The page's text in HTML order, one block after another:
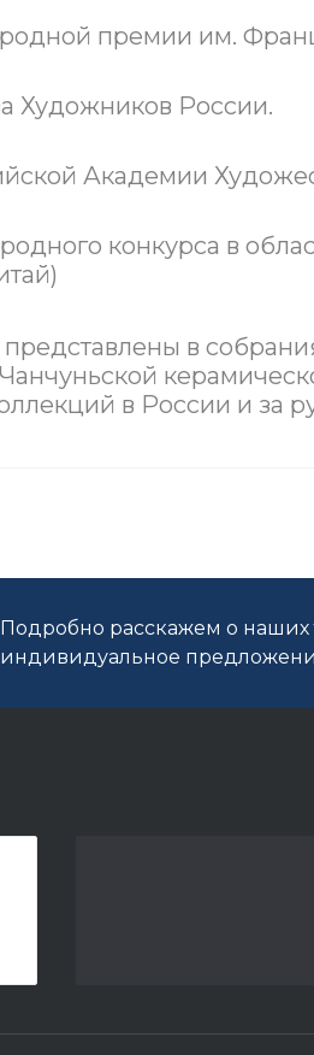
премии им.
Художников России.
Академии
конкурса в
в
в России и за
Подробно расскажем о наших
индивидуальное